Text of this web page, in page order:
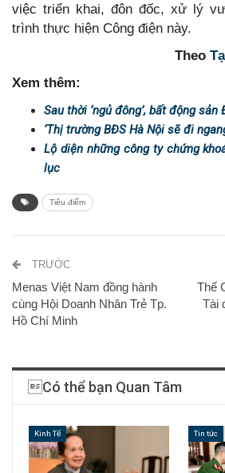
việc triển khai, đôn đốc, xử lý
trình thực hiện Công điện này.
Theo
Xem thêm:
Sau thời ‘ngủ đông’, bất động
‘Thị trường BĐS Hà Nội sẽ đi
Lộ diện những công ty chứng
lục
Tiêu điểm
TRƯỚC
Menas Việt Nam đồng hành
cùng Hội Doanh Nhân Trẻ Tp.
Hồ Chí Minh
Thế
Tài
Có thể bạn Quan Tâm
Kinh Tế Tin tức